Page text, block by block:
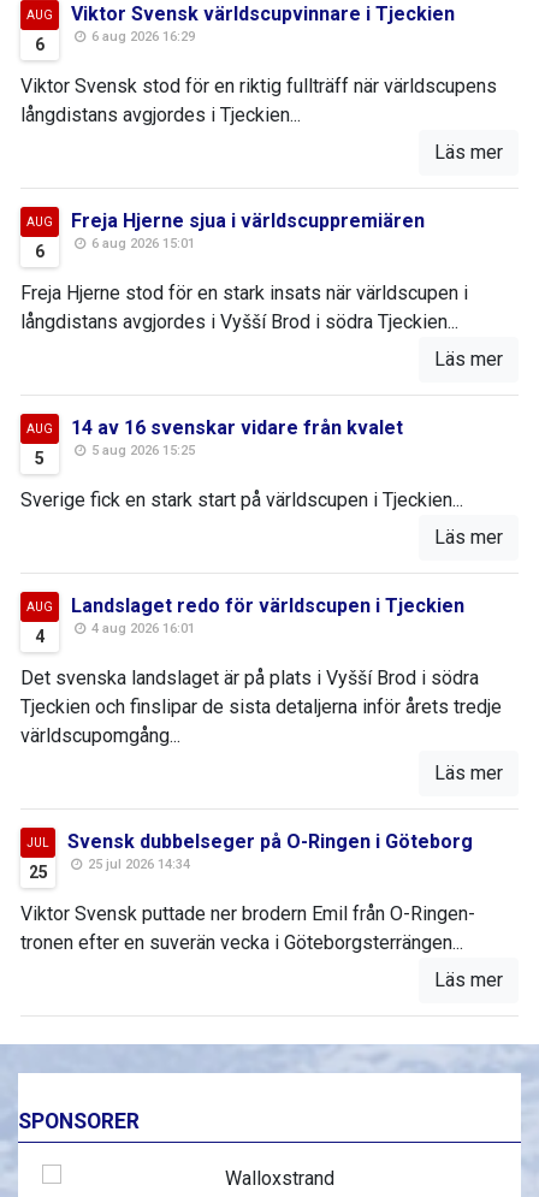
AUG
6
Viktor Svensk världscupvinnare i Tjeckien
6 aug 2026 16:29
Viktor Svensk stod för en riktig fullträff när världscupens
långdistans avgjordes i Tjeckien...
Läs mer
AUG
6
Freja Hjerne sjua i världscuppremiären
6 aug 2026 15:01
Freja Hjerne stod för en stark insats när världscupen i
långdistans avgjordes i Vyšší Brod i södra Tjeckien...
Läs mer
AUG
5
14 av 16 svenskar vidare från kvalet
5 aug 2026 15:25
Sverige fick en stark start på världscupen i Tjeckien...
Läs mer
AUG
4
Landslaget redo för världscupen i Tjeckien
4 aug 2026 16:01
Det svenska landslaget är på plats i Vyšší Brod i södra
Tjeckien och finslipar de sista detaljerna inför årets tredje
världscupomgång...
Läs mer
JUL
25
Svensk dubbelseger på O-Ringen i Göteborg
25 jul 2026 14:34
Viktor Svensk puttade ner brodern Emil från O-Ringen-
tronen efter en suverän vecka i Göteborgsterrängen...
Läs mer
SPONSORER